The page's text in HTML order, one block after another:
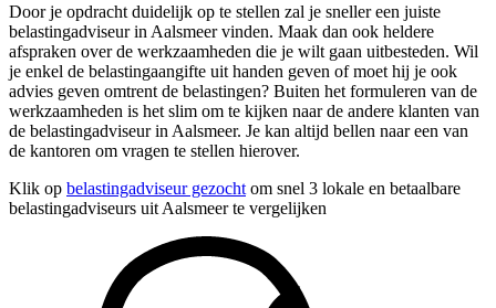
Door je opdracht duidelijk op te stellen zal je sneller een juiste
belastingadviseur in Aalsmeer vinden. Maak dan ook heldere
afspraken over de werkzaamheden die je wilt gaan uitbesteden. Wil
je enkel de belastingaangifte uit handen geven of moet hij je ook
advies geven omtrent de belastingen? Buiten het formuleren van de
werkzaamheden is het slim om te kijken naar de andere klanten van
de belastingadviseur in Aalsmeer. Je kan altijd bellen naar een van
de kantoren om vragen te stellen hierover.
Klik op belastingadviseur gezocht om snel 3 lokale en betaalbare
belastingadviseurs uit Aalsmeer te vergelijken